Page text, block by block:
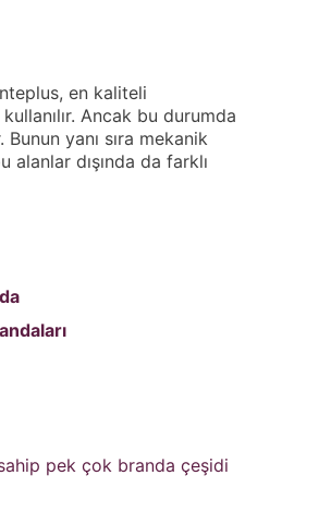
en kaliteli
Ancak bu durumda
yanı sıra mekanik
alanlar dışında da farklı
pek çok branda çeşidi